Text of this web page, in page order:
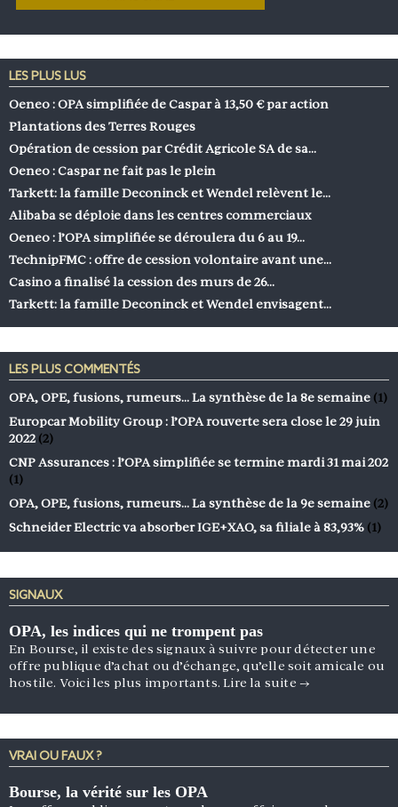
LES PLUS LUS
Oeneo : OPA simplifiée de Caspar à 13,50 € par action
Plantations des Terres Rouges
Opération de cession par Crédit Agricole SA de sa…
Oeneo : Caspar ne fait pas le plein
Tarkett: la famille Deconinck et Wendel relèvent le…
Alibaba se déploie dans les centres commerciaux
Oeneo : l’OPA simplifiée se déroulera du 6 au 19…
TechnipFMC : offre de cession volontaire avant une…
Casino a finalisé la cession des murs de 26…
Tarkett: la famille Deconinck et Wendel envisagent…
LES PLUS COMMENTÉS
OPA, OPE, fusions, rumeurs… La synthèse de la 8e semaine (1)
Europcar Mobility Group : l’OPA rouverte sera close le 29 juin
2022 (2)
CNP Assurances : l’OPA simplifiée se termine mardi 31 mai 202
(1)
OPA, OPE, fusions, rumeurs… La synthèse de la 9e semaine (2)
Schneider Electric va absorber IGE+XAO, sa filiale à 83,93% (1)
SIGNAUX
OPA, les indices qui ne trompent pas
En Bourse, il existe des signaux à suivre pour détecter une
offre publique d’achat ou d’échange, qu’elle soit amicale ou
hostile. Voici les plus importants.Lire la suite →
VRAI OU FAUX ?
Bourse, la vérité sur les OPA